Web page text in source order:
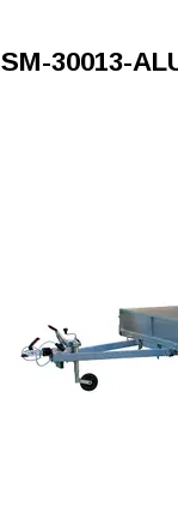
SM-30013-